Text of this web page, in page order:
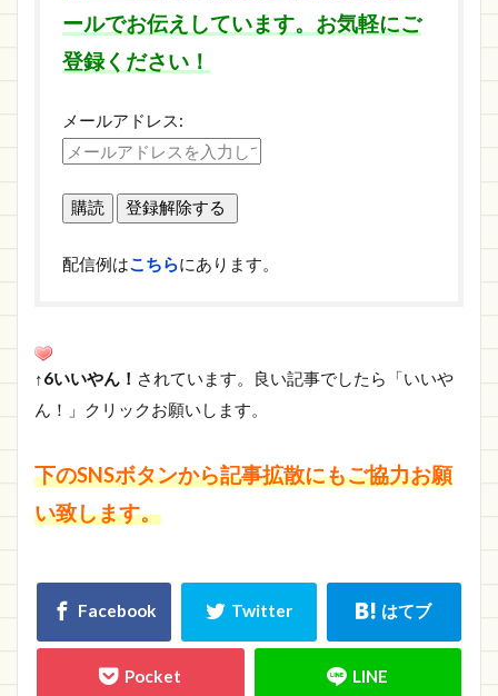
ールでお伝えしています。お気軽にご
登録ください！
メールアドレス:
配信例はこちらにあります。
↑6いいやん！ されています。良い記事でしたら「いいや
ん！」クリックお願いします。
下のSNSボタンから記事拡散にもご協力お願
い致します。